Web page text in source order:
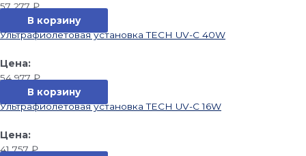
57 277₽
В корзину
Ультрафиолетовая установка TECH UV-C 40W
54 977₽
В корзину
Ультрафиолетовая установка TECH UV-C 16W
41 757₽